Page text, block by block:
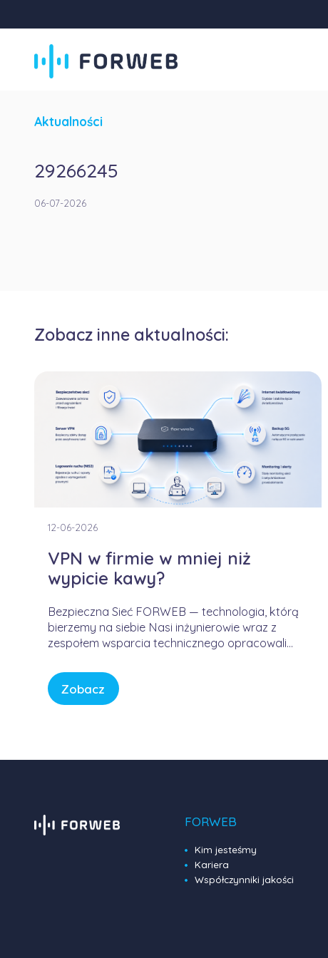
Aktualności
29266245
06-07-2026
Zobacz inne aktualności:
12-06-2026
VPN w firmie w mniej niż
wypicie kawy?
Bezpieczna Sieć FORWEB — technologia, którą
bierzemy na siebie Nasi inżynierowie wraz z
zespołem wsparcia technicznego opracowali
sposób bezpieczny, wygodny i przewidywalny.
Bez samodzielnego konfigurowania
skomplikowanych urządzeń, bez studiowania
Zobacz
FORWEB
Kim jesteśmy
Kariera
Współczynniki jakości